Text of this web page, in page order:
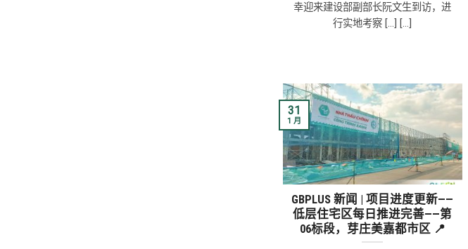
幸迎来建设部副部长阮文生到访，进
行实地考察 [...] [...]
GBPLUS 新闻 | 项目进度更新——
低层住宅区每日推进完善——第
06标段，芽庄美嘉都市区 📍
31
1 月